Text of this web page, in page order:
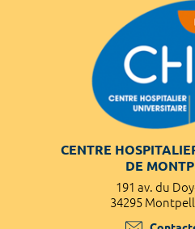
CENTRE
DE
191 av. du
34295